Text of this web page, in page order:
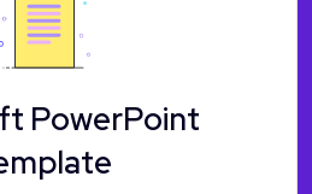
PowerPoint